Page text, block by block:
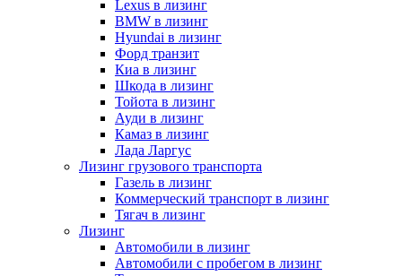
Lexus в лизинг
BMW в лизинг
Hyundai в лизинг
Форд транзит
Киа в лизинг
Шкода в лизинг
Тойота в лизинг
Ауди в лизинг
Камаз в лизинг
Лада Ларгус
Лизинг грузового транспорта
Газель в лизинг
Коммерческий транспорт в лизинг
Тягач в лизинг
Лизинг
Автомобили в лизинг
Автомобили с пробегом в лизинг